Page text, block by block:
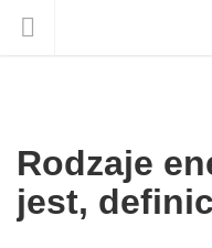
Rodzaje
jest,